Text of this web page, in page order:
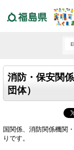
消防・保安関
団体）
国関係、消防関係機関
りです。